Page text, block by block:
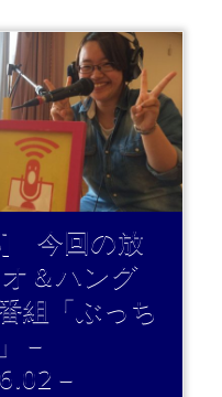
きを読む
] 今回の放
＆ハング
組「ぶっち
－
－